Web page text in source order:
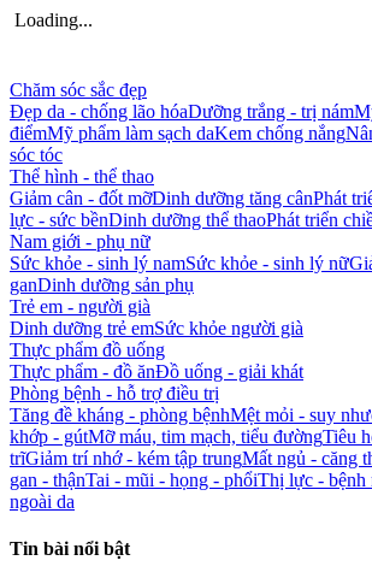
Loading...
Chăm sóc sắc đẹp
Đẹp da - chống lão hóaDưỡng trắng - trị nám
điểmMỹ phẩm làm sạch daKem chống nắng
sóc tóc
Thể hình - thể thao
Giảm cân - đốt mỡDinh dưỡng tăng cânPhát
lực - sức bềnDinh dưỡng thể thaoPhát triển
Nam giới - phụ nữ
Sức khỏe - sinh lý namSức khỏe - sinh lý nữ
ganDinh dưỡng sản phụ
Trẻ em - người già
Dinh dưỡng trẻ emSức khỏe người già
Thực phẩm đồ uống
Thực phẩm - đồ ănĐồ uống - giải khát
Phòng bệnh - hỗ trợ điều trị
Tăng đề kháng - phòng bệnhMệt mỏi - suy
khớp - gútMỡ máu, tim mạch, tiểu đườngTiêu
trĩGiảm trí nhớ - kém tập trungMất ngủ - căng
gan - thậnTai - mũi - họng - phổiThị lực - bệnh
ngoài da
Tin bài nổi bật